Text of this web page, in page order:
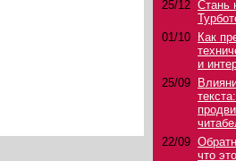
25/12 Стань
01/10
Как
и
25/09
22/09
что